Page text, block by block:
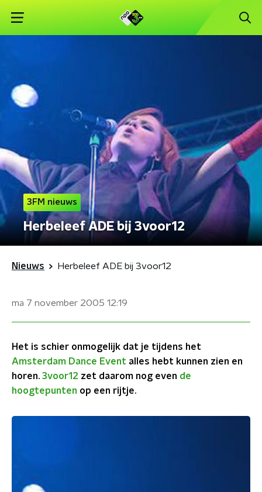
3FM nieuws
Herbeleef ADE bij 3voor12
Nieuws Herbeleef ADE bij 3voor12
ma 7 november 2005 12:19
Het is schier onmogelijk dat je tijdens het
Amsterdam Dance Event alles hebt kunnen zien en
horen. 3voor12 zet daarom nog even de
hoogtepunten op een rijtje.